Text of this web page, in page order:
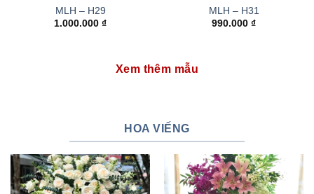
MLH – H29
1.000.000 ₫
MLH – H31
990.000 ₫
Xem thêm mẫu
HOA VIẾNG